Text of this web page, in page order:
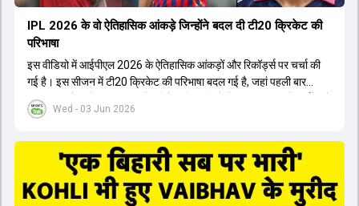
Wed - 03 Jun 2026
IPL 2026 के वो ऐतिहासिक आंकड़े जिन्होंने बदल दी टी20 क्रिकेट की
परिभाषा
इस वीडियो में आईपीएल 2026 के ऐतिहासिक आंकड़ों और रिकॉर्ड्स पर चर्चा की
गई है। इस सीजन में टी20 क्रिकेट की परिभाषा बदल गई है, जहां पहली बार
भारतीय बल्लेबाजों का स्ट्राइक रेट विदेशी खिलाड़ियों से ज्यादा रहा। पूरे टूर्नामेंट में
1426 छक्के लगे और 65 बार टीमों ने 200 से ज्यादा का स्कोर बनाया, जो एक
स्ट्राइक रेट के साथ मोस्ट वैल्युएबल प्लेयर का खिताब जीता। इसके अलावा पंजाब
और बेंगलुरु के प्रदर्शन के साथ-साथ लक्ष्य का पीछा करने वाली टीमों की सफलता
के आंकड़ों का भी विश्लेषण किया गया है।